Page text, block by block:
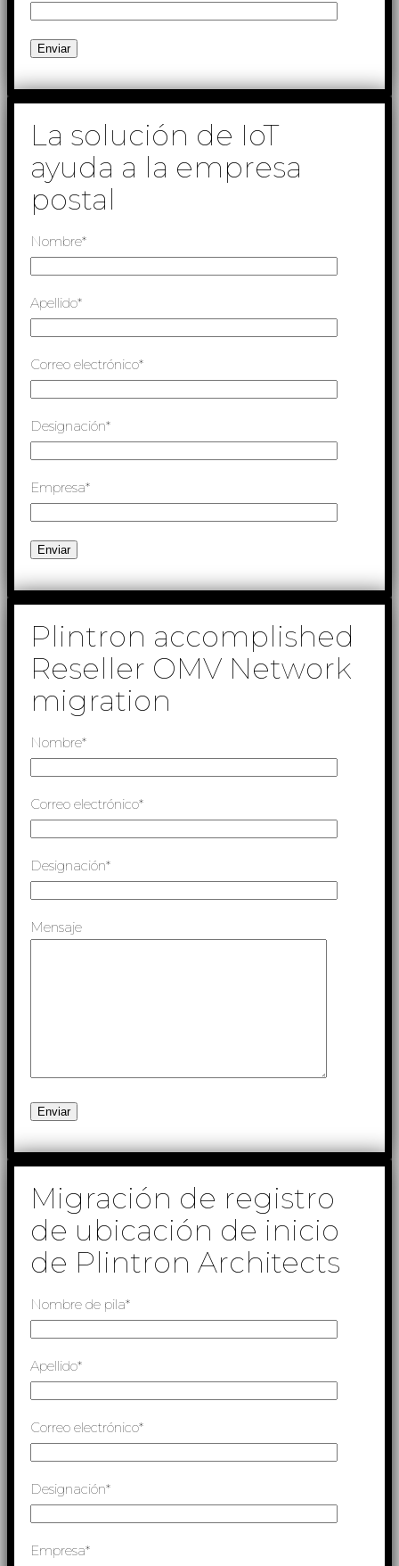
La solución de IoT
ayuda a la empresa
postal
Nombre*
Apellido*
Correo electrónico*
Designación*
Empresa*
Plintron accomplished
Reseller OMV Network
migration
Nombre*
Correo electrónico*
Designación*
Mensaje
Migración de registro
de ubicación de inicio
de Plintron Architects
Nombre de pila*
Apellido*
Correo electrónico*
Designación*
Empresa*